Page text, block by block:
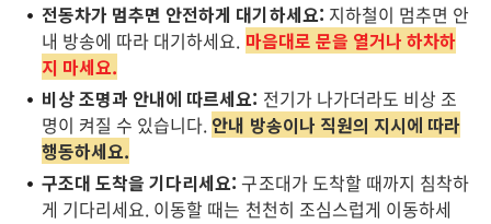
전동차가 멈추면 안전하게 대기하세요: 지하철이 멈추면 안
내 방송에 따라 대기하세요. 마음대로 문을 열거나 하차하
지 마세요.
비상 조명과 안내에 따르세요: 전기가 나가더라도 비상 조
명이 켜질 수 있습니다. 안내 방송이나 직원의 지시에 따라
행동하세요.
구조대 도착을 기다리세요: 구조대가 도착할 때까지 침착하
게 기다리세요. 이동할 때는 천천히 조심스럽게 이동하세